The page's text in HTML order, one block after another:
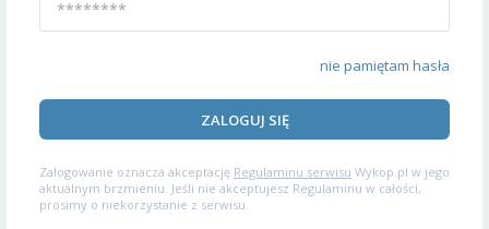
nie pamiętam hasła
ZALOGUJ SIĘ
Zalogowanie oznacza akceptację Regulaminu serwisu Wykop.pl w jego
aktualnym brzmieniu. Jeśli nie akceptujesz Regulaminu w całości,
prosimy o niekorzystanie z serwisu.